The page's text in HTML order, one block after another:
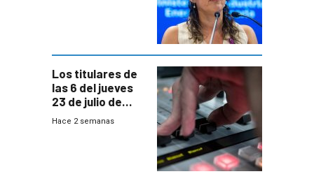
gobierno
Los titulares de
las 6 del jueves
23 de julio de
2026
Hace 2 semanas